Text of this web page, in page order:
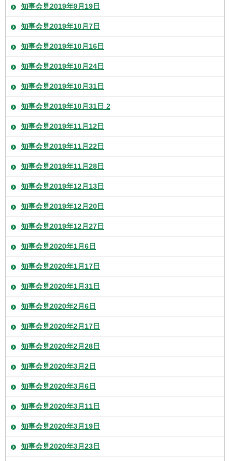
知事会見2019年9月19日
知事会見2019年10月7日
知事会見2019年10月16日
知事会見2019年10月24日
知事会見2019年10月31日
知事会見2019年10月31日 2
知事会見2019年11月12日
知事会見2019年11月22日
知事会見2019年11月28日
知事会見2019年12月13日
知事会見2019年12月20日
知事会見2019年12月27日
知事会見2020年1月6日
知事会見2020年1月17日
知事会見2020年1月31日
知事会見2020年2月6日
知事会見2020年2月17日
知事会見2020年2月28日
知事会見2020年3月2日
知事会見2020年3月6日
知事会見2020年3月11日
知事会見2020年3月19日
知事会見2020年3月23日